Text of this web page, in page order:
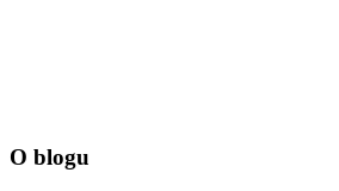
O blogu